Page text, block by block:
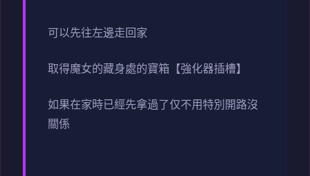
可以先往左邊走回家
取得魔女的藏身處的寶箱【強化器插槽】
如果在家時已經先拿過了仅不用特別開路沒
關係